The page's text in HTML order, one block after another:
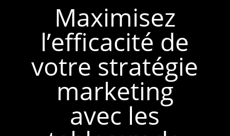
Maximisez
l’efficacité de
votre stratégie
marketing
avec les